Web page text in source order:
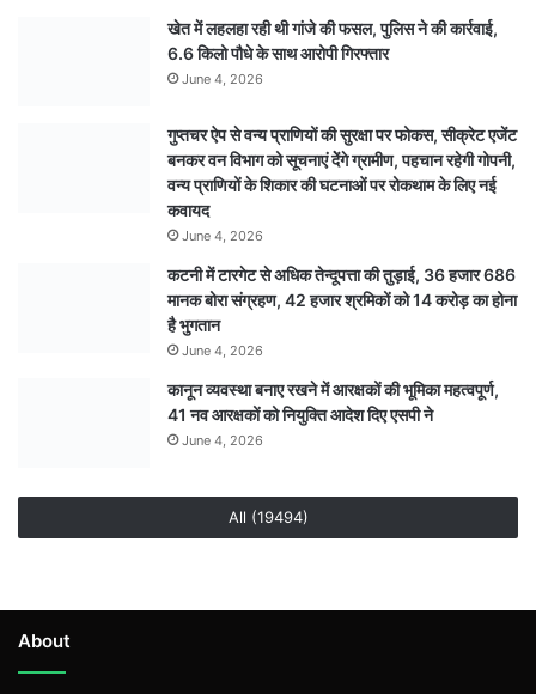
खेत में लहलहा रही थी गांजे की फसल, पुलिस ने की कार्रवाई,
6.6 किलो पौधे के साथ आरोपी गिरफ्तार
June 4, 2026
गुप्तचर ऐप से वन्य प्राणियों की सुरक्षा पर फोकस, सीक्रेट एजेंट
बनकर वन विभाग को सूचनाएं देेंगे ग्रामीण, पहचान रहेगी गोपनी,
वन्य प्राणियों के शिकार की घटनाओं पर रोकथाम के लिए नई
कवायद
June 4, 2026
कटनी में टारगेट से अधिक तेन्दूपत्ता की तुड़ाई, 36 हजार 686
मानक बोरा संग्रहण, 42 हजार श्रमिकों को 14 करोड़ का होना
है भुगतान
June 4, 2026
कानून व्यवस्था बनाए रखने में आरक्षकों की भूमिका महत्वपूर्ण,
41 नव आरक्षकों को नियुक्ति आदेश दिए एसपी ने
June 4, 2026
All (19494)
About